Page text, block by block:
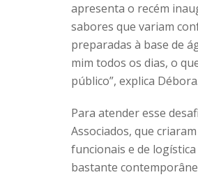
apresenta o recém
sabores que variam
preparadas à base de
mim todos os dias, o
público”, explica Débora.
Para atender esse
Associados, que
funcionais e de
bastante